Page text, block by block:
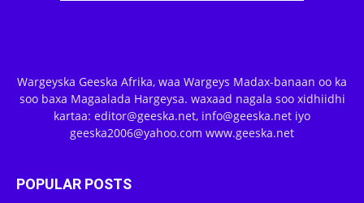
Wargeyska Geeska Afrika, waa Wargeys Madax-banaan oo ka
soo baxa Magaalada Hargeysa. waxaad nagala soo xidhiidhi
kartaa: editor@geeska.net, info@geeska.net iyo
geeska2006@yahoo.com www.geeska.net
POPULAR POSTS